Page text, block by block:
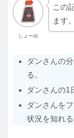
しょーゆ
この
ます。
ダンさんの
る。
ダンさんの1
ダンさんを
状況を知れる